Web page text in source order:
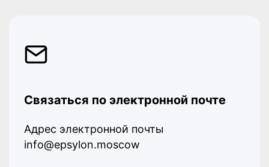
Связаться по электронной почте
Адрес электронной почты
info@epsylon.moscow